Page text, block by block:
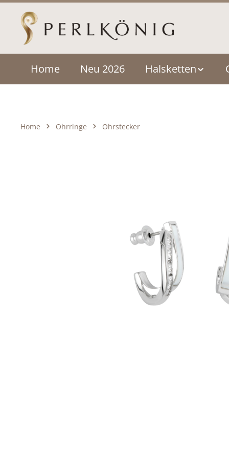
Hauptinhalt springen
Zur Hauptnavigation springen
Home Neu 2026 Halsketten
Home Ohrringe Ohrstecker